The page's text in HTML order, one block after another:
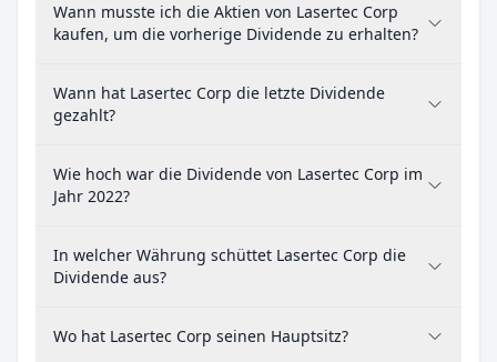
Wann musste ich die Aktien von Lasertec Corp
kaufen, um die vorherige Dividende zu erhalten?
Wann hat Lasertec Corp die letzte Dividende
gezahlt?
Wie hoch war die Dividende von Lasertec Corp im
Jahr 2022?
In welcher Währung schüttet Lasertec Corp die
Dividende aus?
Wo hat Lasertec Corp seinen Hauptsitz?